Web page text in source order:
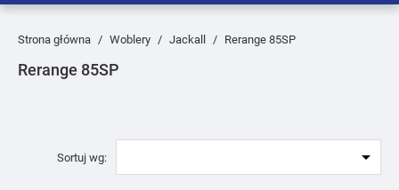
Strona główna Woblery Jackall Rerange 85SP
Rerange 85SP
Sortuj wg: 